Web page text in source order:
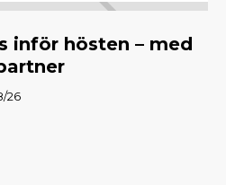
inför hösten – med
26